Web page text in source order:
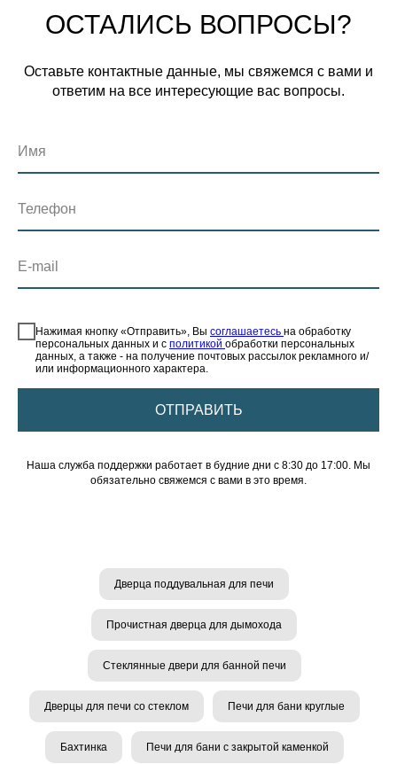
ОСТАЛИСЬ ВОПРОСЫ?
Оставьте контактные данные, мы свяжемся с вами и
ответим на все интересующие вас вопросы.
Имя
Телефон
E-mail
Нажимая кнопку «Отправить», Вы соглашаетесь на обработку
персональных данных и с политикой обработки персональных
данных, а также - на получение почтовых рассылок рекламного и/
или информационного характера.
ОТПРАВИТЬ
Наша служба поддержки работает в будние дни с 8:30 до 17:00. Мы
обязательно свяжемся с вами в это время.
Дверца поддувальная для печи
Прочистная дверца для дымохода
Стеклянные двери для банной печи
Дверцы для печи со стеклом Печи для бани круглые
Бахтинка Печи для бани с закрытой каменкой